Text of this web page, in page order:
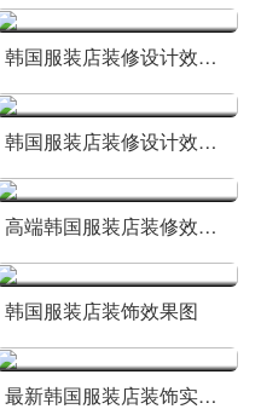
韩国服装店装修设计效果图片
韩国服装店装修设计效果图
高端韩国服装店装修效果图
韩国服装店装饰效果图
最新韩国服装店装饰实景图